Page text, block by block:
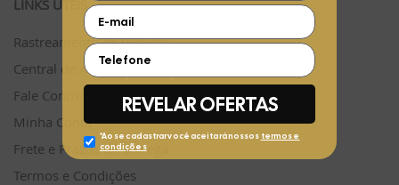
LINKS ÚTEIS
Rastreamento de Pedidos
Central de Atendimento
Fale Conosco pelo WhatsApp
Minha Conta
Frete e Prazos de entrega
Termos e Condições